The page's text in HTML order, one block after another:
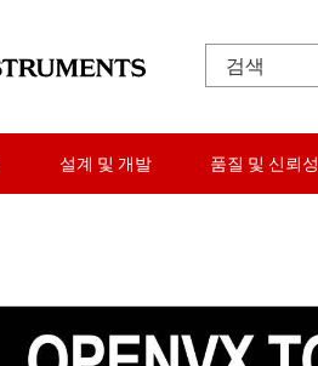
설계 및 개발 품질 및 신뢰성